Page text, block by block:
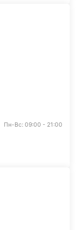
Пн-Вс: 09:00 - 21:00